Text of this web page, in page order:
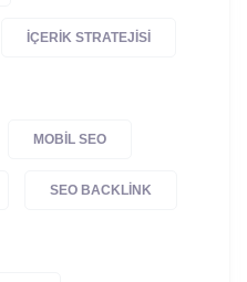
IÇERIK STRATEJISI
MOBIL SEO
SEO BACKLINK